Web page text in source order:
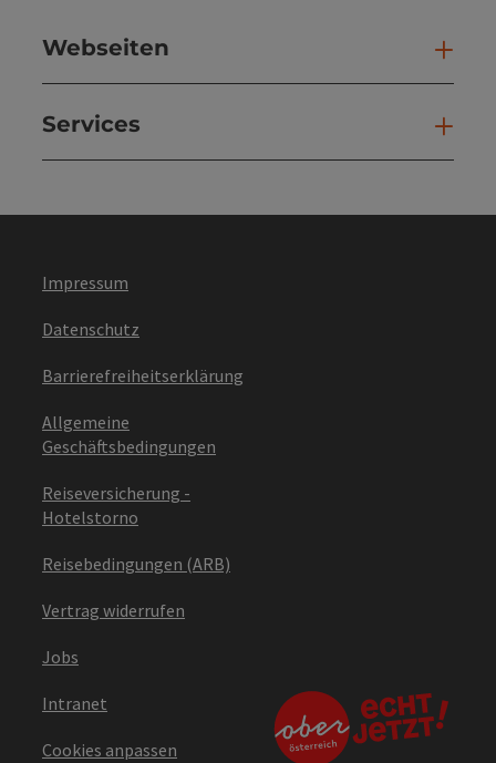
Webseiten
Services
Impressum
Datenschutz
Barrierefreiheitserklärung
Allgemeine
Geschäftsbedingungen
Reiseversicherung -
Hotelstorno
Reisebedingungen (ARB)
Vertrag widerrufen
Jobs
Intranet
Cookies anpassen